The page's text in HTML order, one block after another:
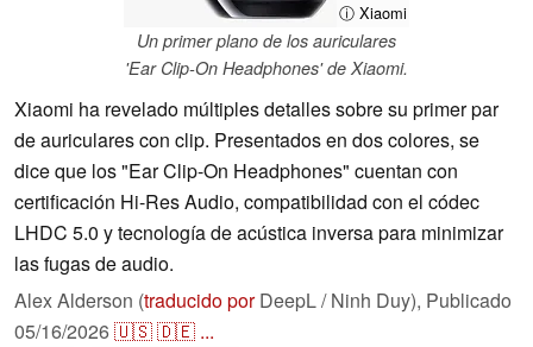
ⓘ Xiaomi
Un primer plano de los auriculares
'Ear Clip-On Headphones' de Xiaomi.
Xiaomi ha revelado múltiples detalles sobre su primer par
de auriculares con clip. Presentados en dos colores, se
dice que los "Ear Clip-On Headphones" cuentan con
certificación Hi-Res Audio, compatibilidad con el códec
LHDC 5.0 y tecnología de acústica inversa para minimizar
las fugas de audio.
Alex Alderson (traducido porDeepL / Ninh Duy), Publicado
05/16/2026🇺🇸🇩🇪 ...